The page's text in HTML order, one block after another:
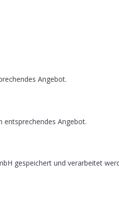
Angebot.
entsprechendes Angebot.
gespeichert und verarbeitet